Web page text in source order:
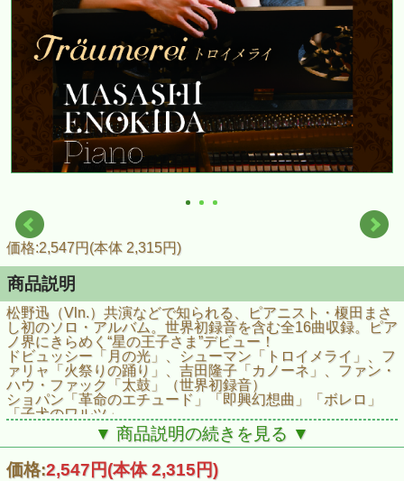
価格:2,547円(本体 2,315円)
商品説明
松野迅（Vln.）共演などで知られる、ピアニスト・榎田まさ
し初のソロ・アルバム。世界初録音を含む全16曲収録。ピア
ノ界にきらめく“星の王子さま”デビュー！
ドビュッシー「月の光」、シューマン「トロイメライ」、フ
ァリャ「火祭りの踊り」、吉田隆子「カノーネ」、ファン・
ハウ・ファック「太鼓」（世界初録音）
ショパン「革命のエチュード」「即興幻想曲」「ボレロ」
「子犬のワルツ」
どこまでもやさしく繊細でありながら、時に力強く、瑞々し
い感性を十分に感じさせてくれる、とっておきの小品集で
す。ぜひお聴き下さい！
■収録曲
▼ 商品説明の続きを見る ▼
価格:2,547円(本体 2,315円)